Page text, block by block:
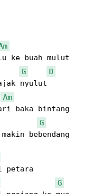
ke buah mulut
G
D
nyulut
Am
baka bintang
G
bebendang
petara
G